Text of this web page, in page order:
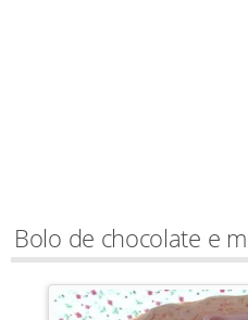
Bolo de chocolate e